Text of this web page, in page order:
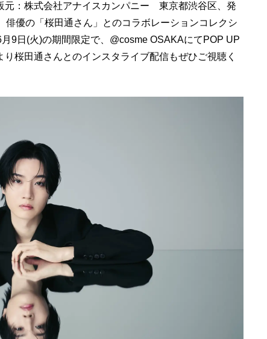
元：株式会社アナイスカンパニー 東京都渋谷区、発
優の「桜田通さん」とのコラボレーションコレクシ
9日(火)の期間限定で、@cosme OSAKAにてPOP UP
桜田通さんとのインスタライブ配信もぜひご視聴く